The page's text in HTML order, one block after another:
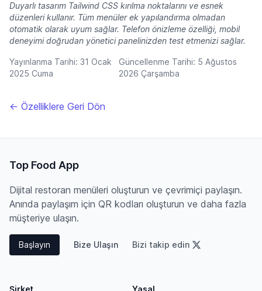
Duyarlı tasarım Tailwind CSS kırılma noktalarını ve esnek
düzenleri kullanır. Tüm menüler ek yapılandırma olmadan
otomatik olarak uyum sağlar. Telefon önizleme özelliği, mobil
deneyimi doğrudan yönetici panelinizden test etmenizi sağlar.
Yayınlanma Tarihi: 31 Ocak
2025 Cuma
Güncellenme Tarihi: 5 Ağustos
2026 Çarşamba
← Özelliklere Geri Dön
Top Food App
Dijital restoran menüleri oluşturun ve çevrimiçi paylaşın.
Anında paylaşım için QR kodları oluşturun ve daha fazla
müşteriye ulaşın.
Başlayın Bize Ulaşın Bizi takip edin